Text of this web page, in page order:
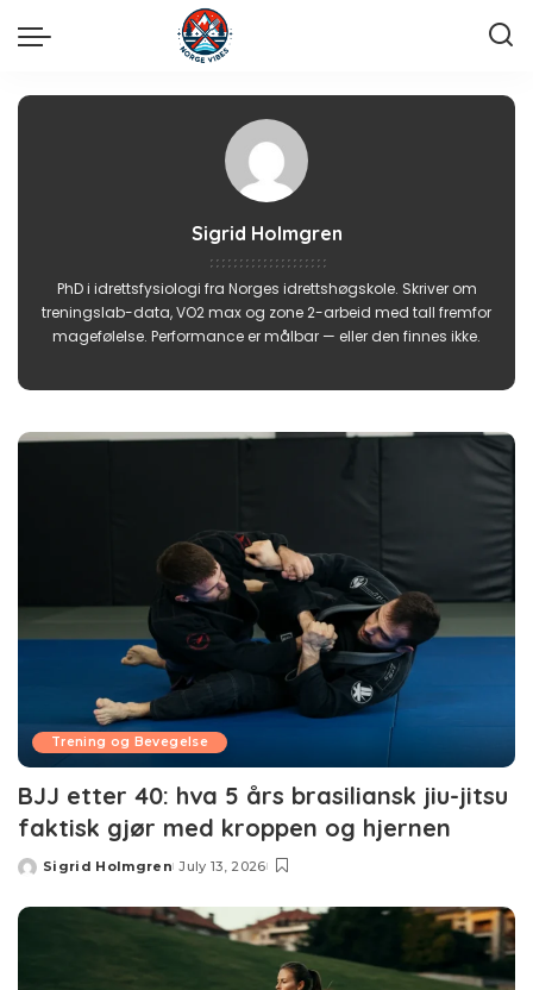
Sigrid Holmgren
PhD i idrettsfysiologi fra Norges idrettshøgskole. Skriver om
treningslab-data, VO2 max og zone 2-arbeid med tall fremfor
magefølelse. Performance er målbar — eller den finnes ikke.
Trening og Bevegelse
BJJ etter 40: hva 5 års brasiliansk jiu-jitsu
faktisk gjør med kroppen og hjernen
Posted
Sigrid Holmgren July 13, 2026